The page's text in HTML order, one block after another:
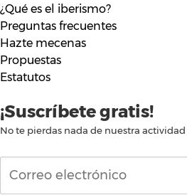
¿Qué es el iberismo?
Preguntas frecuentes
Hazte mecenas
Propuestas
Estatutos
¡Suscríbete gratis!
No te pierdas nada de nuestra actividad .